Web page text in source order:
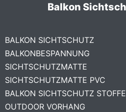
Balkon
BALKON SICHTSCHUTZ
BALKONBESPANNUNG
SICHTSCHUTZMATTE
SICHTSCHUTZMATTE PVC
BALKON SICHTSCHUTZ STOFFE
OUTDOOR VORHANG